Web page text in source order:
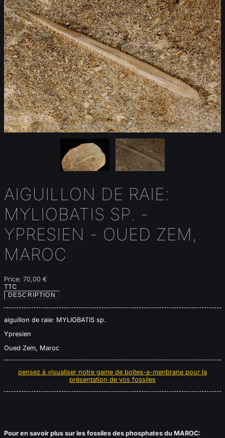
AIGUILLON DE RAIE:
MYLIOBATIS SP. -
YPRESIEN - OUED ZEM,
MAROC
Price: 70,00 €
TTC
DESCRIPTION
aiguillon de raie: MYLIOBATIS sp.
Ypresien
Oued Zem, Maroc
pensez à visualiser notre game de boites-a-menbrane pour la
présentation de vos fossiles
Pour en savoir plus sur les fossiles des phosphates du MAROC: